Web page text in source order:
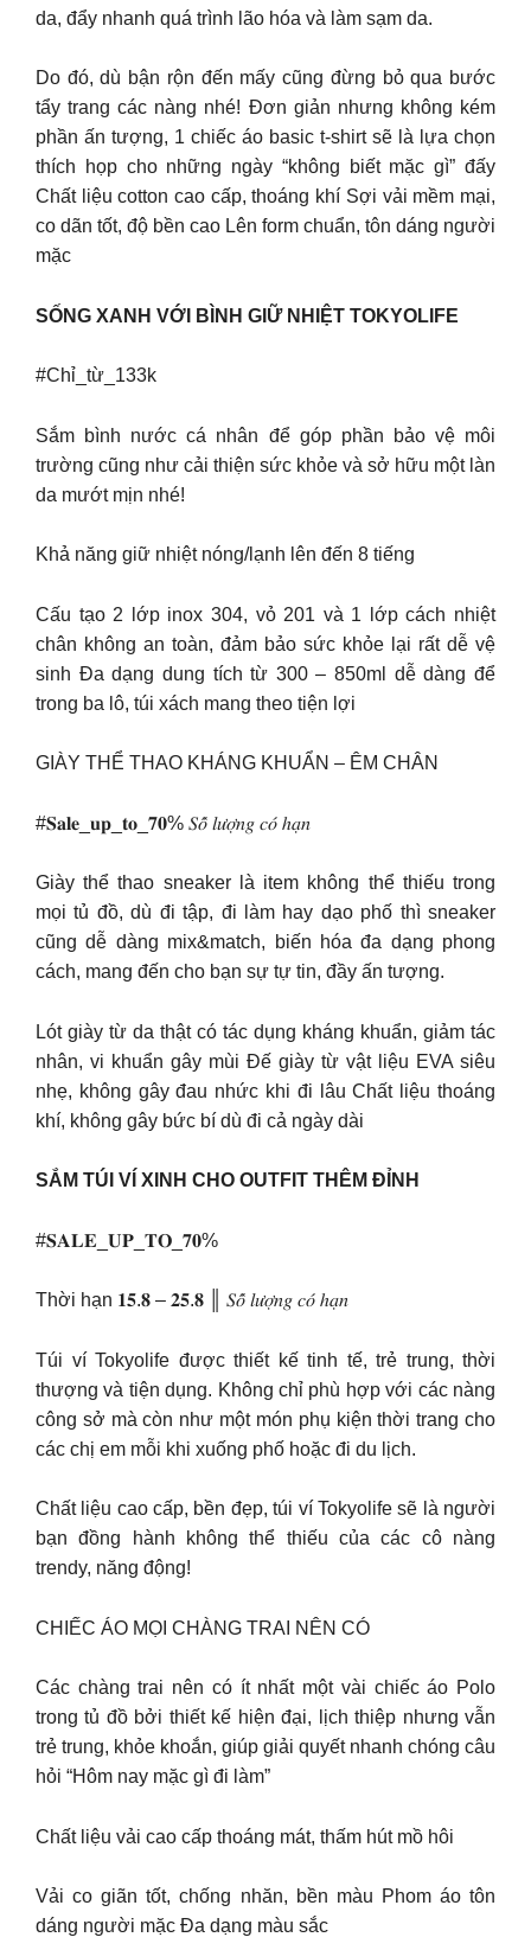
da, đẩy nhanh quá trình lão hóa và làm sạm da.
Do đó, dù bận rộn đến mấy cũng đừng bỏ qua bước
tẩy trang các nàng nhé! Đơn giản nhưng không kém
phần ấn tượng, 1 chiếc áo basic t-shirt sẽ là lựa chọn
thích họp cho những ngày “không biết mặc gì” đấy
Chất liệu cotton cao cấp, thoáng khí Sợi vải mềm mại,
co dãn tốt, độ bền cao Lên form chuẩn, tôn dáng người
mặc
SỐNG XANH VỚI BÌNH GIỮ NHIỆT TOKYOLIFE
#Chỉ_từ_133k
Sắm bình nước cá nhân để góp phần bảo vệ môi
trường cũng như cải thiện sức khỏe và sở hữu một làn
da mướt mịn nhé!
Khả năng giữ nhiệt nóng/lạnh lên đến 8 tiếng
Cấu tạo 2 lớp inox 304, vỏ 201 và 1 lớp cách nhiệt
chân không an toàn, đảm bảo sức khỏe lại rất dễ vệ
sinh Đa dạng dung tích từ 300 – 850ml dễ dàng để
trong ba lô, túi xách mang theo tiện lợi
GIÀY THỂ THAO KHÁNG KHUẨN – ÊM CHÂN
#𝐒𝐚𝐥𝐞_𝐮𝐩_𝐭𝐨_𝟕𝟎% 𝑆𝑜̂́ 𝑙𝑢̛𝑜̛̣𝑛𝑔 𝑐𝑜́ ℎ𝑎̣𝑛
Giày thể thao sneaker là item không thể thiếu trong
mọi tủ đồ, dù đi tập, đi làm hay dạo phố thì sneaker
cũng dễ dàng mix&match, biến hóa đa dạng phong
cách, mang đến cho bạn sự tự tin, đầy ấn tượng.
Lót giày từ da thật có tác dụng kháng khuẩn, giảm tác
nhân, vi khuẩn gây mùi Đế giày từ vật liệu EVA siêu
nhẹ, không gây đau nhức khi đi lâu Chất liệu thoáng
khí, không gây bức bí dù đi cả ngày dài
SẮM TÚI VÍ XINH CHO OUTFIT THÊM ĐỈNH
#𝐒𝐀𝐋𝐄_𝐔𝐏_𝐓𝐎_𝟕𝟎%
Thời hạn 𝟏𝟓.𝟖 – 𝟐𝟓.𝟖 ║ 𝑆𝑜̂́ 𝑙𝑢̛𝑜̛̣𝑛𝑔 𝑐𝑜́ ℎ𝑎̣𝑛
Túi ví Tokyolife được thiết kế tinh tế, trẻ trung, thời
thượng và tiện dụng. Không chỉ phù hợp với các nàng
công sở mà còn như một món phụ kiện thời trang cho
các chị em mỗi khi xuống phố hoặc đi du lịch.
Chất liệu cao cấp, bền đẹp, túi ví Tokyolife sẽ là người
bạn đồng hành không thể thiếu của các cô nàng
trendy, năng động!
CHIẾC ÁO MỌI CHÀNG TRAI NÊN CÓ
Các chàng trai nên có ít nhất một vài chiếc áo Polo
trong tủ đồ bởi thiết kế hiện đại, lịch thiệp nhưng vẫn
trẻ trung, khỏe khoắn, giúp giải quyết nhanh chóng câu
hỏi “Hôm nay mặc gì đi làm”
Chất liệu vải cao cấp thoáng mát, thấm hút mồ hôi
Vải co giãn tốt, chống nhăn, bền màu Phom áo tôn
dáng người mặc Đa dạng màu sắc